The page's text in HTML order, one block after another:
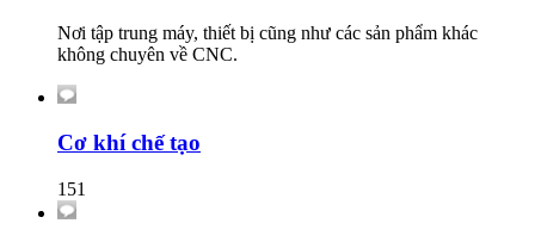
Nơi tập trung máy, thiết bị cũng như các sản phẩm khác
không chuyên về CNC.
Cơ khí chế tạo
151